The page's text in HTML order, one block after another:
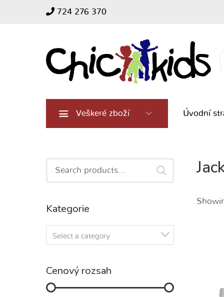
724 276 370
Veškeré zboží Úvodní
Search
Kategorie
Select a category
Cenový rozsah